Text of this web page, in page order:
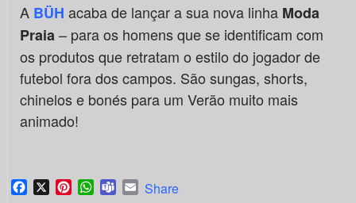
A BÜH acaba de lançar a sua nova linha Moda
Praia– para os homens que se identificam com
os produtos que retratam o estilo do jogador de
futebol fora dos campos. São sungas, shorts,
chinelos e bonés para um Verão muito mais
animado!
Facebook
X PinterestWhatsApp
TeamsEmail
Share